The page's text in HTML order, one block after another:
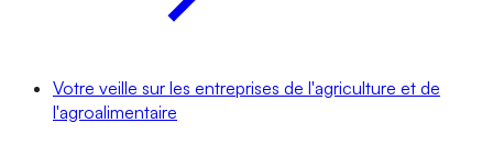
Votre veille sur les entreprises de l'agriculture et de
l'agroalimentaire